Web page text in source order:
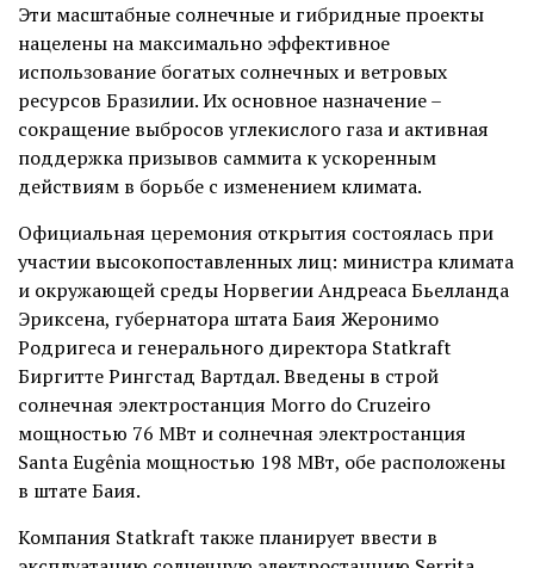
Эти масштабные солнечные и гибридные проекты
нацелены на максимально эффективное
использование богатых солнечных и ветровых
ресурсов Бразилии. Их основное назначение –
сокращение выбросов углекислого газа и активная
поддержка призывов саммита к ускоренным
действиям в борьбе с изменением климата.
Официальная церемония открытия состоялась при
участии высокопоставленных лиц: министра климата
и окружающей среды Норвегии Андреаса Бьелланда
Эриксена, губернатора штата Баия Жеронимо
Родригеса и генерального директора Statkraft
Биргитте Рингстад Вартдал. Введены в строй
солнечная электростанция Morro do Cruzeiro
мощностью 76 МВт и солнечная электростанция
Santa Eugênia мощностью 198 МВт, обе расположены
в штате Баия.
Компания Statkraft также планирует ввести в